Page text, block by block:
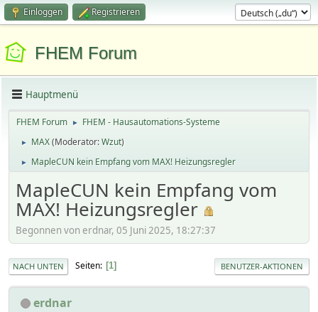
Einloggen Registrieren
FHEM Forum
Hauptmenü
FHEM Forum ► FHEM - Hausautomations-Systeme
► MAX(Moderator:Wzut)
► MapleCUN kein Empfang vom MAX! Heizungsregler
MapleCUN kein Empfang vom
MAX! Heizungsregler
Begonnen von erdnar, 05 Juni 2025, 18:27:37
NACH UNTEN Seiten 1 BENUTZER-AKTIONEN
erdnar